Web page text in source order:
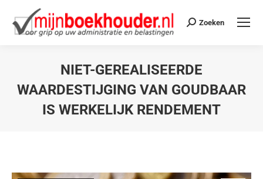
Zoeken
NIET-GEREALISEERDE
WAARDESTIJGING VAN GOUDBAAR
IS WERKELIJK RENDEMENT